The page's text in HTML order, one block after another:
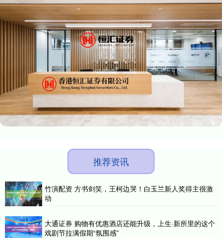
推荐资讯
竹演配资 方书剑笑，王柯边哭！白玉兰新人奖得主很激
动
大通证券 购物有优惠酒店还能升级，上生·新所里的这个
戏剧节拉满假期“氛围感”